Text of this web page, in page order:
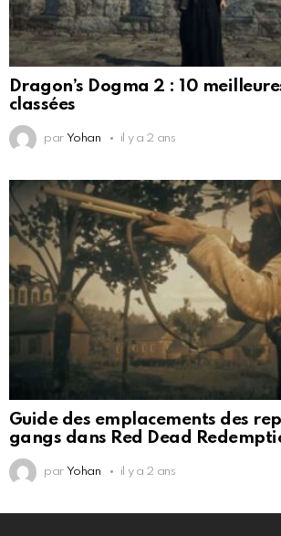
Dragon’s Dogma 2 : 10
classées
par Yohan il y a 2 ans
Guide des emplacements des
gangs dans Red Dead
par Yohan il y a 2 ans